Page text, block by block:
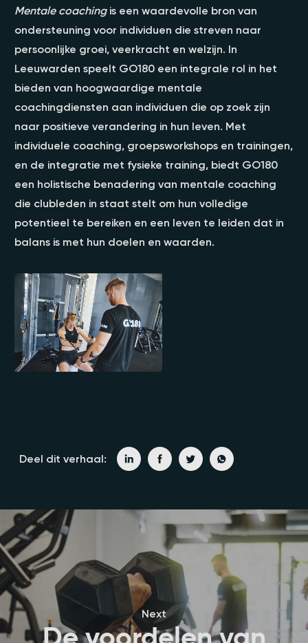
Mentale coachingis een waardevolle bron van
ondersteuning voor individuen die streven naar
persoonlijke groei, veerkracht en welzijn. In
Leeuwarden speelt GO180 een integrale rol in het
bieden van hoogwaardige mentale
coachingdiensten aan individuen die op zoek zijn
naar positieve verandering in hun leven. Met
individuele coaching, groepsworkshops en trainingen,
en de integratie met fysieke training, biedt GO180
een holistische benadering van mentale coaching
die clubleden in staat stelt om hun volledige
potentieel te bereiken en een leven te leiden dat in
balans is met hun doelen en waarden.
Deel dit verhaal:
Next